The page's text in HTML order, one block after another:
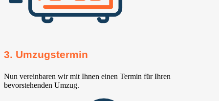
3. Umzugstermin
Nun vereinbaren wir mit Ihnen einen Termin für Ihren
bevorstehenden Umzug.